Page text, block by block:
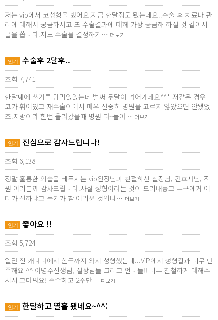
저는 vip에서 코성형을 했어요.지금 한달정도 됐는데요..수술 후 치료나 관
리에 대해서 궁금하시고 또 수술결과에 대해 가장 궁금해 하실 것 같아서
글을 씁니다.저도 수술을 결정하기… 더보기
인기 수술후 2달후..
조회 7,741
한달째에 쓰기루 맘먹었었는데 벌써 두달이 넘어가네요^^* 저같은 경우
코가 휘어있고 재수술이여서 매우 신중히 병원을 고르지 않았으면 안됐었
죠.지방이라 한번 올라갔을때 병원 다~돌아… 더보기
인기 진심으로 감사드립니다!
조회 6,138
정말 훌륭한 의술을 베푸시는 vip원장님과 친절하신 실장님, 간호사님, 직
원 여러분께 감사드립니다.사실 성형이라는 것이 드러내놓고 누구에게 어
디가 잘하냐고 묻기가 참 어려운 것입니… 더보기
인기 좋아요 !!
조회 5,724
일단 전 캐나다에서 한국까지 와서 성형했는데...VIP에서 성형결과 너무 만
족해요 ^^ 이명주선생님, 실장님들 그리고 언니들!! 너무 친철하게 대해주
셔서 고마워요! 수술하고 2주만… 더보기
인기 한달하고 열흘 됐네요~^^: